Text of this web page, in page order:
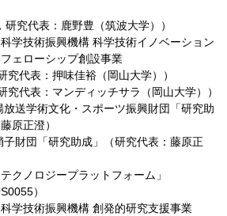
研究代表：鹿野豊（筑波大学））
学技術振興機構 科学技術イノベーション
ェローシップ創設事業
究代表：押味佳裕（岡山大学））
究代表：マンディッチサラ（岡山大学））
送学術文化・スポーツ振興財団「研究助
原正澄）
財団「研究助成」（研究代表：藤原正
クノロジープラットフォーム」
）
学技術振興機構 創発的研究支援事業